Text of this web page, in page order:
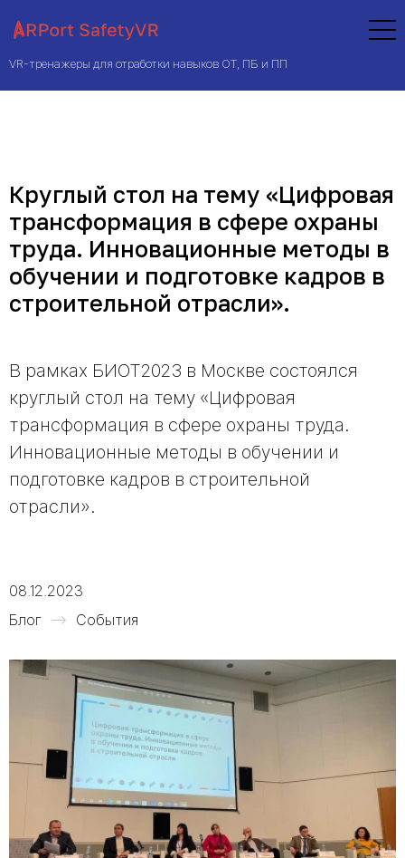
VR-тренажеры для отработки навыков ОТ, ПБ и ПП
Круглый стол на тему «Цифровая
трансформация в сфере охраны
труда. Инновационные методы в
обучении и подготовке кадров в
строительной отрасли».
В рамках БИОТ2023 в Москве состоялся
круглый стол на тему «Цифровая
трансформация в сфере охраны труда.
Инновационные методы в обучении и
подготовке кадров в строительной
отрасли».
08.12.2023
Блог
События